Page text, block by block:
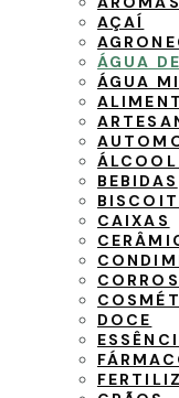
AÇAÍ
ÁGUA
ÁGUA
ÁLCOOL
BEBIDAS
CAIXAS
DOCE